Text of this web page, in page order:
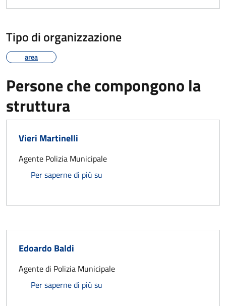
Tipo di organizzazione
area
Persone che compongono la
struttura
Vieri Martinelli
Agente Polizia Municipale
Per saperne di più su
Edoardo Baldi
Agente di Polizia Municipale
Per saperne di più su